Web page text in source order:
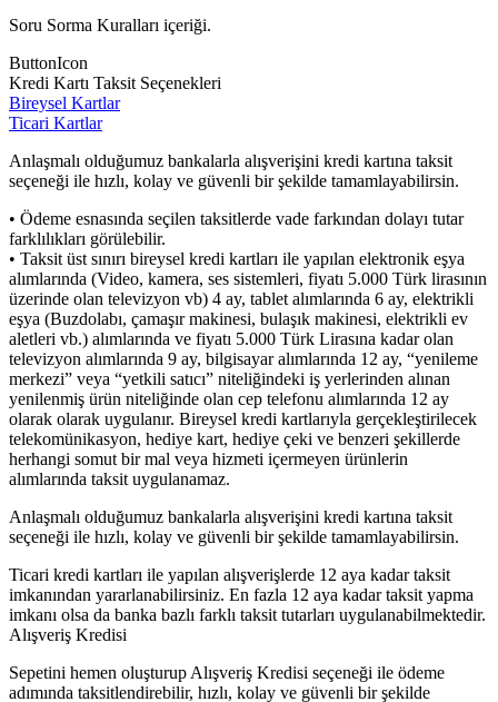
Soru Sorma Kuralları içeriği.
ButtonIcon
Kredi Kartı Taksit Seçenekleri
Bireysel Kartlar
Ticari Kartlar
Anlaşmalı olduğumuz bankalarla alışverişini kredi kartına taksit
seçeneği ile hızlı, kolay ve güvenli bir şekilde tamamlayabilirsin.
• Ödeme esnasında seçilen taksitlerde vade farkından dolayı tutar
farklılıkları görülebilir.
• Taksit üst sınırı bireysel kredi kartları ile yapılan elektronik eşya
alımlarında (Video, kamera, ses sistemleri, fiyatı 5.000 Türk lirasının
üzerinde olan televizyon vb) 4 ay, tablet alımlarında 6 ay, elektrikli
eşya (Buzdolabı, çamaşır makinesi, bulaşık makinesi, elektrikli ev
aletleri vb.) alımlarında ve fiyatı 5.000 Türk Lirasına kadar olan
televizyon alımlarında 9 ay, bilgisayar alımlarında 12 ay, “yenileme
merkezi” veya “yetkili satıcı” niteliğindeki iş yerlerinden alınan
yenilenmiş ürün niteliğinde olan cep telefonu alımlarında 12 ay
olarak olarak uygulanır. Bireysel kredi kartlarıyla gerçekleştirilecek
telekomünikasyon, hediye kart, hediye çeki ve benzeri şekillerde
herhangi somut bir mal veya hizmeti içermeyen ürünlerin
alımlarında taksit uygulanamaz.
Anlaşmalı olduğumuz bankalarla alışverişini kredi kartına taksit
seçeneği ile hızlı, kolay ve güvenli bir şekilde tamamlayabilirsin.
Ticari kredi kartları ile yapılan alışverişlerde 12 aya kadar taksit
imkanından yararlanabilirsiniz. En fazla 12 aya kadar taksit yapma
imkanı olsa da banka bazlı farklı taksit tutarları uygulanabilmektedir.
Alışveriş Kredisi
Sepetini hemen oluşturup Alışveriş Kredisi seçeneği ile ödeme
adımında taksitlendirebilir, hızlı, kolay ve güvenli bir şekilde